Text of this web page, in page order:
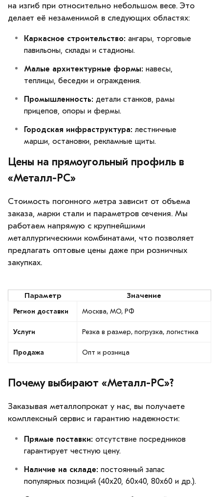
на изгиб при относительно небольшом весе. Это
делает её незаменимой в следующих областях:
Каркасное строительство: ангары, торговые
павильоны, склады и стадионы.
Малые архитектурные формы: навесы,
теплицы, беседки и ограждения.
Промышленность: детали станков, рамы
прицепов, опоры и фермы.
Городская инфраструктура: лестничные
марши, остановки, рекламные щиты.
Цены на прямоугольный профиль в
«Металл-РС»
Стоимость погонного метра зависит от объема
заказа, марки стали и параметров сечения. Мы
работаем напрямую с крупнейшими
металлургическими комбинатами, что позволяет
предлагать оптовые цены даже при розничных
закупках.
Параметр Значение
Регион доставки Москва, МО, РФ
Услуги Резка в размер, погрузка, логистика
Продажа Опт и розница
Почему выбирают «Металл-РС»?
Заказывая металлопрокат у нас, вы получаете
комплексный сервис и гарантию надежности:
Прямые поставки: отсутствие посредников
гарантирует честную цену.
Наличие на складе: постоянный запас
популярных позиций (40х20, 60х40, 80х60 и др.).